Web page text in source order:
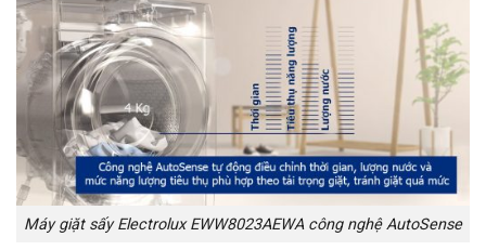
Máy giặt sấy Electrolux EWW8023AEWA công nghệ AutoSense